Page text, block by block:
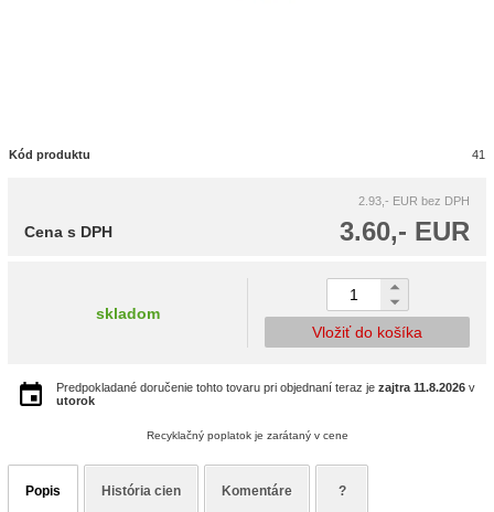
Kód produktu 41
2.93,- EUR bez DPH
3.60,- EUR
Cena s DPH
skladom
Vložiť do košíka
Predpokladané doručenie tohto tovaru pri objednaní teraz je zajtra 11.8.2026 v
utorok
Recyklačný poplatok je zarátaný v cene
Popis História cien Komentáre ?